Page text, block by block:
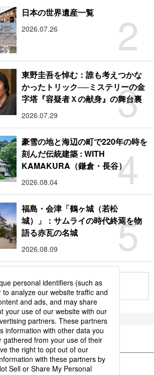
2
日本の世界遺産一覧
2026.07.26
3
東野圭吾を悼む：誰も考えつかな
かったトリック──ミステリーの金
字塔『容疑者Ｘの献身』の舞台裏
2026.07.29
4
豪雪の地と海辺の町で220年の時を
刻んだ伝統建築 : WITH
KAMAKURA（鎌倉・長谷）
2026.08.04
5
福島・会津「鶴ヶ城（若松
城）」：サムライの時代終焉を物
語る赤瓦の名城
2026.08.09
もっと見る
ード
気象・災害 災害